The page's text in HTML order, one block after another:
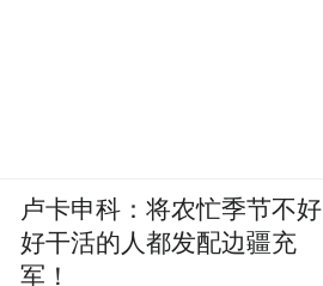
卢卡申科：将农忙季节不好
好干活的人都发配边疆充
军！